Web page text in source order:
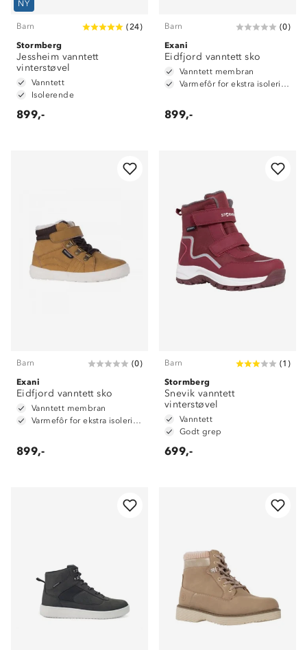
NY
Barn (24)
Stormberg
Jessheim vanntett
vinterstøvel
Vanntett
Isolerende
899,-
Barn (0)
Exani
Eidfjord vanntett sko
Vanntett membran
Varmefôr for ekstra isolering
899,-
Barn (0)
Exani
Eidfjord vanntett sko
Vanntett membran
Varmefôr for ekstra isolering
899,-
Barn (1 )
Stormberg
Snevik vanntett
vinterstøvel
Vanntett
Godt grep
699,-